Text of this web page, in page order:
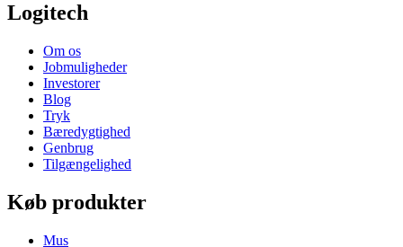
Logitech
Om os
Jobmuligheder
Investorer
Blog
Tryk
Bæredygtighed
Genbrug
Tilgængelighed
Køb produkter
Mus